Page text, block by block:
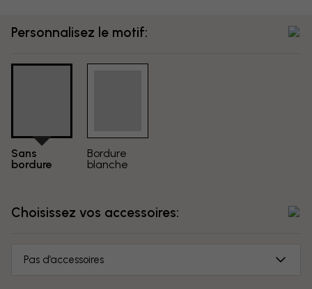
Personnalisez le motif:
Sans
bordure
Bordure
blanche
Choisissez vos accessoires:
Pas d’accessoires